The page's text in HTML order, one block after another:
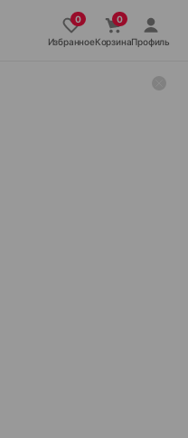
ИзбранноеКорзинаПрофиль